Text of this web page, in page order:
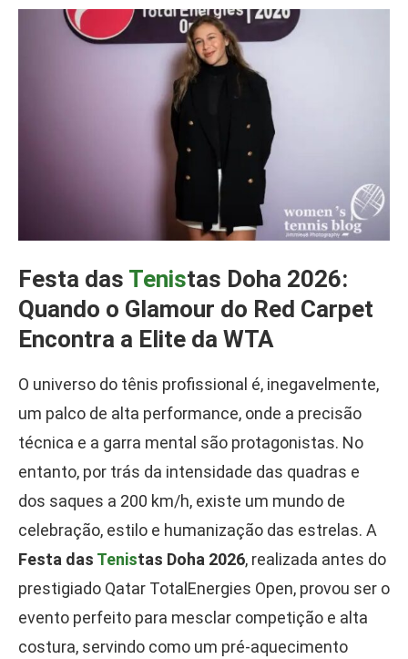
Festa das Tenistas Doha 2026:
Quando o Glamour do Red Carpet
Encontra a Elite da WTA
O universo do tênis profissional é, inegavelmente,
um palco de alta performance, onde a precisão
técnica e a garra mental são protagonistas. No
entanto, por trás da intensidade das quadras e
dos saques a 200 km/h, existe um mundo de
celebração, estilo e humanização das estrelas. A
Festa das Tenistas Doha 2026, realizada antes do
prestigiado Qatar TotalEnergies Open, provou ser o
evento perfeito para mesclar competição e alta
costura, servindo como um pré-aquecimento